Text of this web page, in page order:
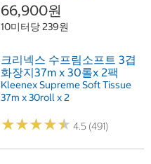
66,900원
10미터당 239원
크리넥스 수프림소프트 3겹
화장지37m x 30롤x 2팩
Kleenex Supreme Soft Tissue
37m x 30roll x 2
★★★★★
★★★★★ 4.5 (491)